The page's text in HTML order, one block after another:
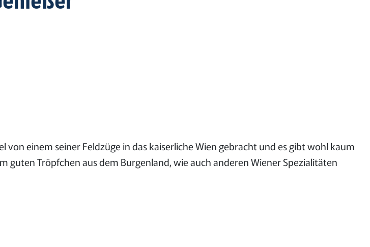
einem seiner Feldzüge in das kaiserliche Wien gebracht und es gibt wohl kaum
guten Tröpfchen aus dem Burgenland, wie auch anderen Wiener Spezialitäten